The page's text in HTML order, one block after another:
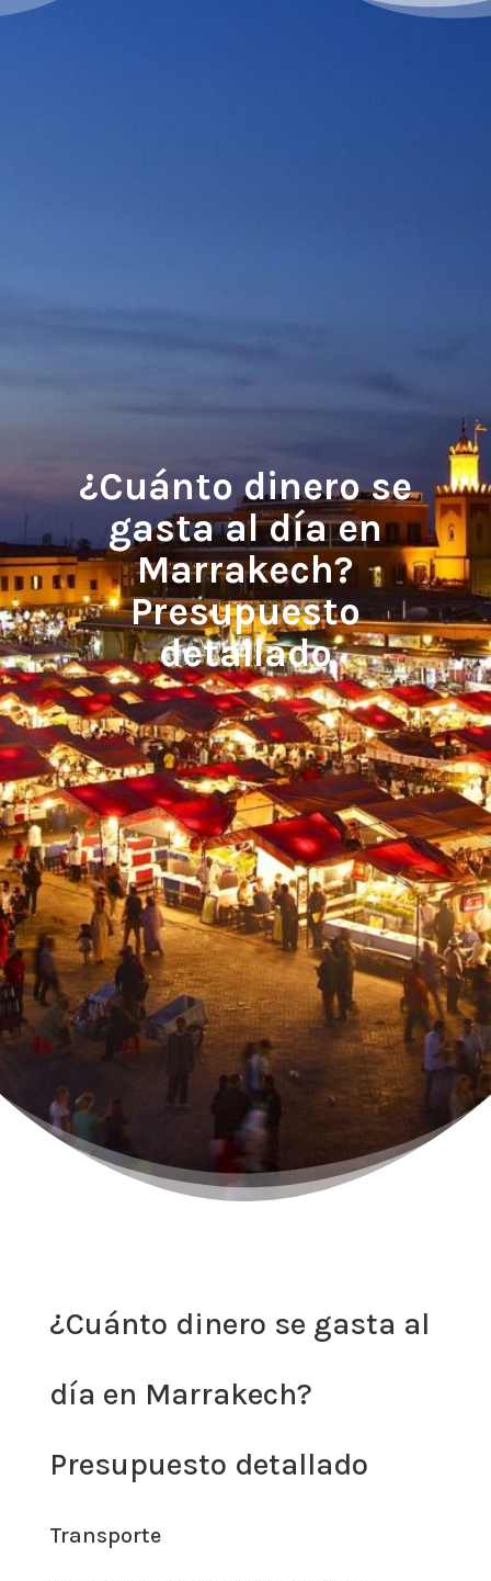
¿Cuánto dinero se
gasta al día en
Marrakech?
Presupuesto
detallado
¿Cuánto dinero se gasta al
día en Marrakech?
Presupuesto detallado
Transporte